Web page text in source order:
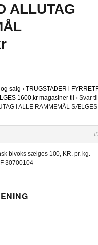
ALLUTAG
og salg › TRUGSTADER i
1600,kr magasiner til › Svar
I ALLE RAMMEMÅL SÆLGES
bivoks sælges 100, KR. pr. kg.
30700104